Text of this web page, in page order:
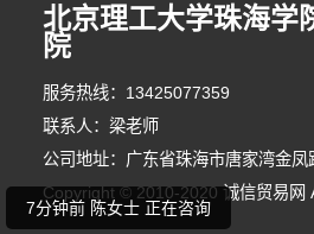
北京理工大学珠海学
院
服务热线：13425077359
联系人：梁老师
公司地址：广东省珠海市唐家湾金凤
Copyright © 2010-2020 诚信贸易网
4分钟前 李先生 正在咨询
9分钟前 卢女士 正在咨询
7分钟前 陈女士 正在咨询
1分钟前 胡小姐 正在咨询